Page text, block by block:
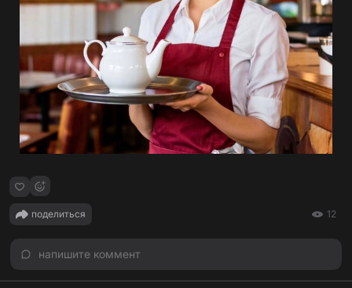
поделиться 12
напишите коммент